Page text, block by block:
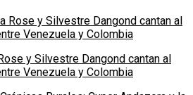
y Silvestre Dangond cantan al
Venezuela y Colombia